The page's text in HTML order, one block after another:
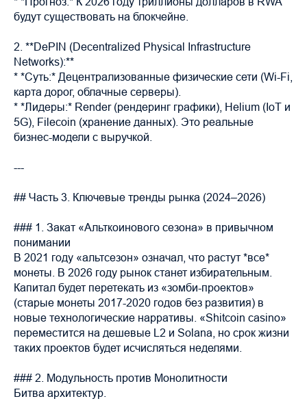
будут существовать на блокчейне.
2. **DePIN (Decentralized Physical Infrastructure
Networks):**
* *Суть:* Децентрализованные физические сети (Wi-Fi,
карта дорог, облачные серверы).
* *Лидеры:* Render (рендеринг графики), Helium (IoT и
5G), Filecoin (хранение данных). Это реальные
бизнес-модели с выручкой.
---
## Часть 3. Ключевые тренды рынка (2024–2026)
### 1. Закат «Альткоинового сезона» в привычном
понимании
В 2021 году «альтсезон» означал, что растут *все*
монеты. В 2026 году рынок станет избирательным.
Капитал будет перетекать из «зомби-проектов»
(старые монеты 2017-2020 годов без развития) в
новые технологические нарративы. «Shitcoin casino»
переместится на дешевые L2 и Solana, но срок жизни
таких проектов будет исчисляться неделями.
### 2. Модульность против Монолитности
Битва архитектур.